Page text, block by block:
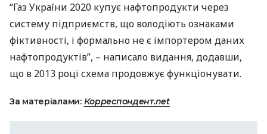
“Газ України 2020 купує нафтопродукти через
систему підприємств, що володіють ознаками
фіктивності, і формально не є імпортером даних
нафтопродуктів”, – написало видання, додавши,
що в 2013 році схема продовжує функціонувати.
За матеріалами: Корреспондент.net